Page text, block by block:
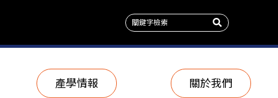
產學情報 關於我們